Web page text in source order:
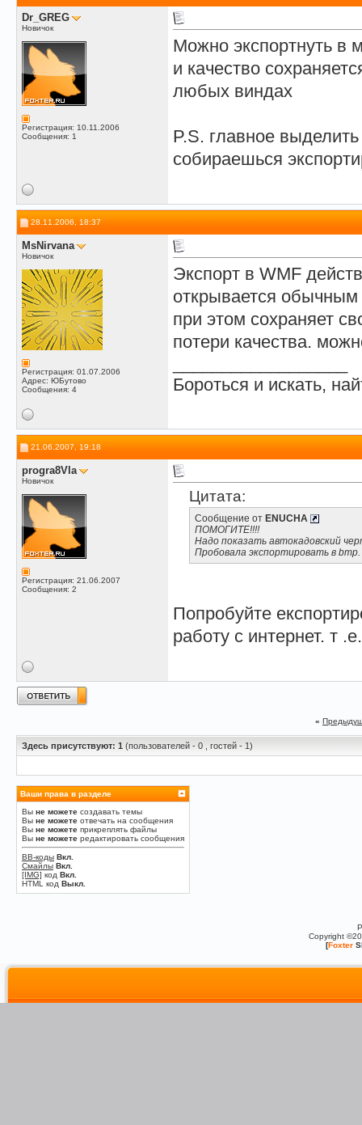
Dr_GREG
Новичок
Регистрация: 10.11.2006
Сообщения: 1
Можно экспортнуть в
и качество
любых виндах
P.S. главное
собираешься
28.11.2006, 18:37
MsNirvana
Новичок
Регистрация: 01.07.2006
Адрес: ЮБутово
Сообщения: 4
Экспорт в WMF
открывается
при этом сохраняет
потери качества.
Бороться и искать,
21.06.2007, 19:18
progra8Vla
Новичок
Регистрация: 21.06.2007
Сообщения: 2
Цитата:
Сообщение от ENUCHA
ПОМОГИТЕ!!!!
Надо показать автокадовский
Пробовала экспортировать в
Попробуйте
работу с интернет. т
«
Здесь присутствуют: 1 (пользователей - 0 , гостей - 1)
Ваши права в разделе
Вы не можете создавать темы
Вы не можете отвечать на сообщения
Вы не можете прикреплять файлы
Вы не можете редактировать сообщения
BB-коды Вкл.
Смайлы Вкл.
[IMG] код Вкл.
HTML код Выкл.
Copyright
[Foxter